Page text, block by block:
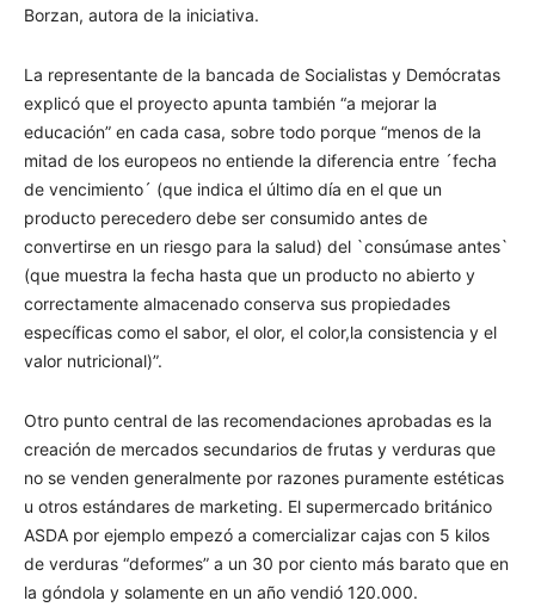
Borzan, autora de la iniciativa.
La representante de la bancada de Socialistas y Demócratas
explicó que el proyecto apunta también “a mejorar la
educación” en cada casa, sobre todo porque “menos de la
mitad de los europeos no entiende la diferencia entre ´fecha
de vencimiento´ (que indica el último día en el que un
producto perecedero debe ser consumido antes de
convertirse en un riesgo para la salud) del `consúmase antes`
(que muestra la fecha hasta que un producto no abierto y
correctamente almacenado conserva sus propiedades
específicas como el sabor, el olor, el color,la consistencia y el
valor nutricional)”.
Otro punto central de las recomendaciones aprobadas es la
creación de mercados secundarios de frutas y verduras que
no se venden generalmente por razones puramente estéticas
u otros estándares de marketing. El supermercado británico
ASDA por ejemplo empezó a comercializar cajas con 5 kilos
de verduras “deformes” a un 30 por ciento más barato que en
la góndola y solamente en un año vendió 120.000.